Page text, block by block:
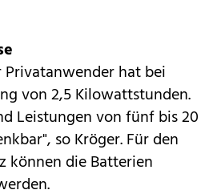
hat bei
von 2,5 Kilowattstunden.
Leistungen von fünf bis 20
so Kröger. Für den
können die Batterien